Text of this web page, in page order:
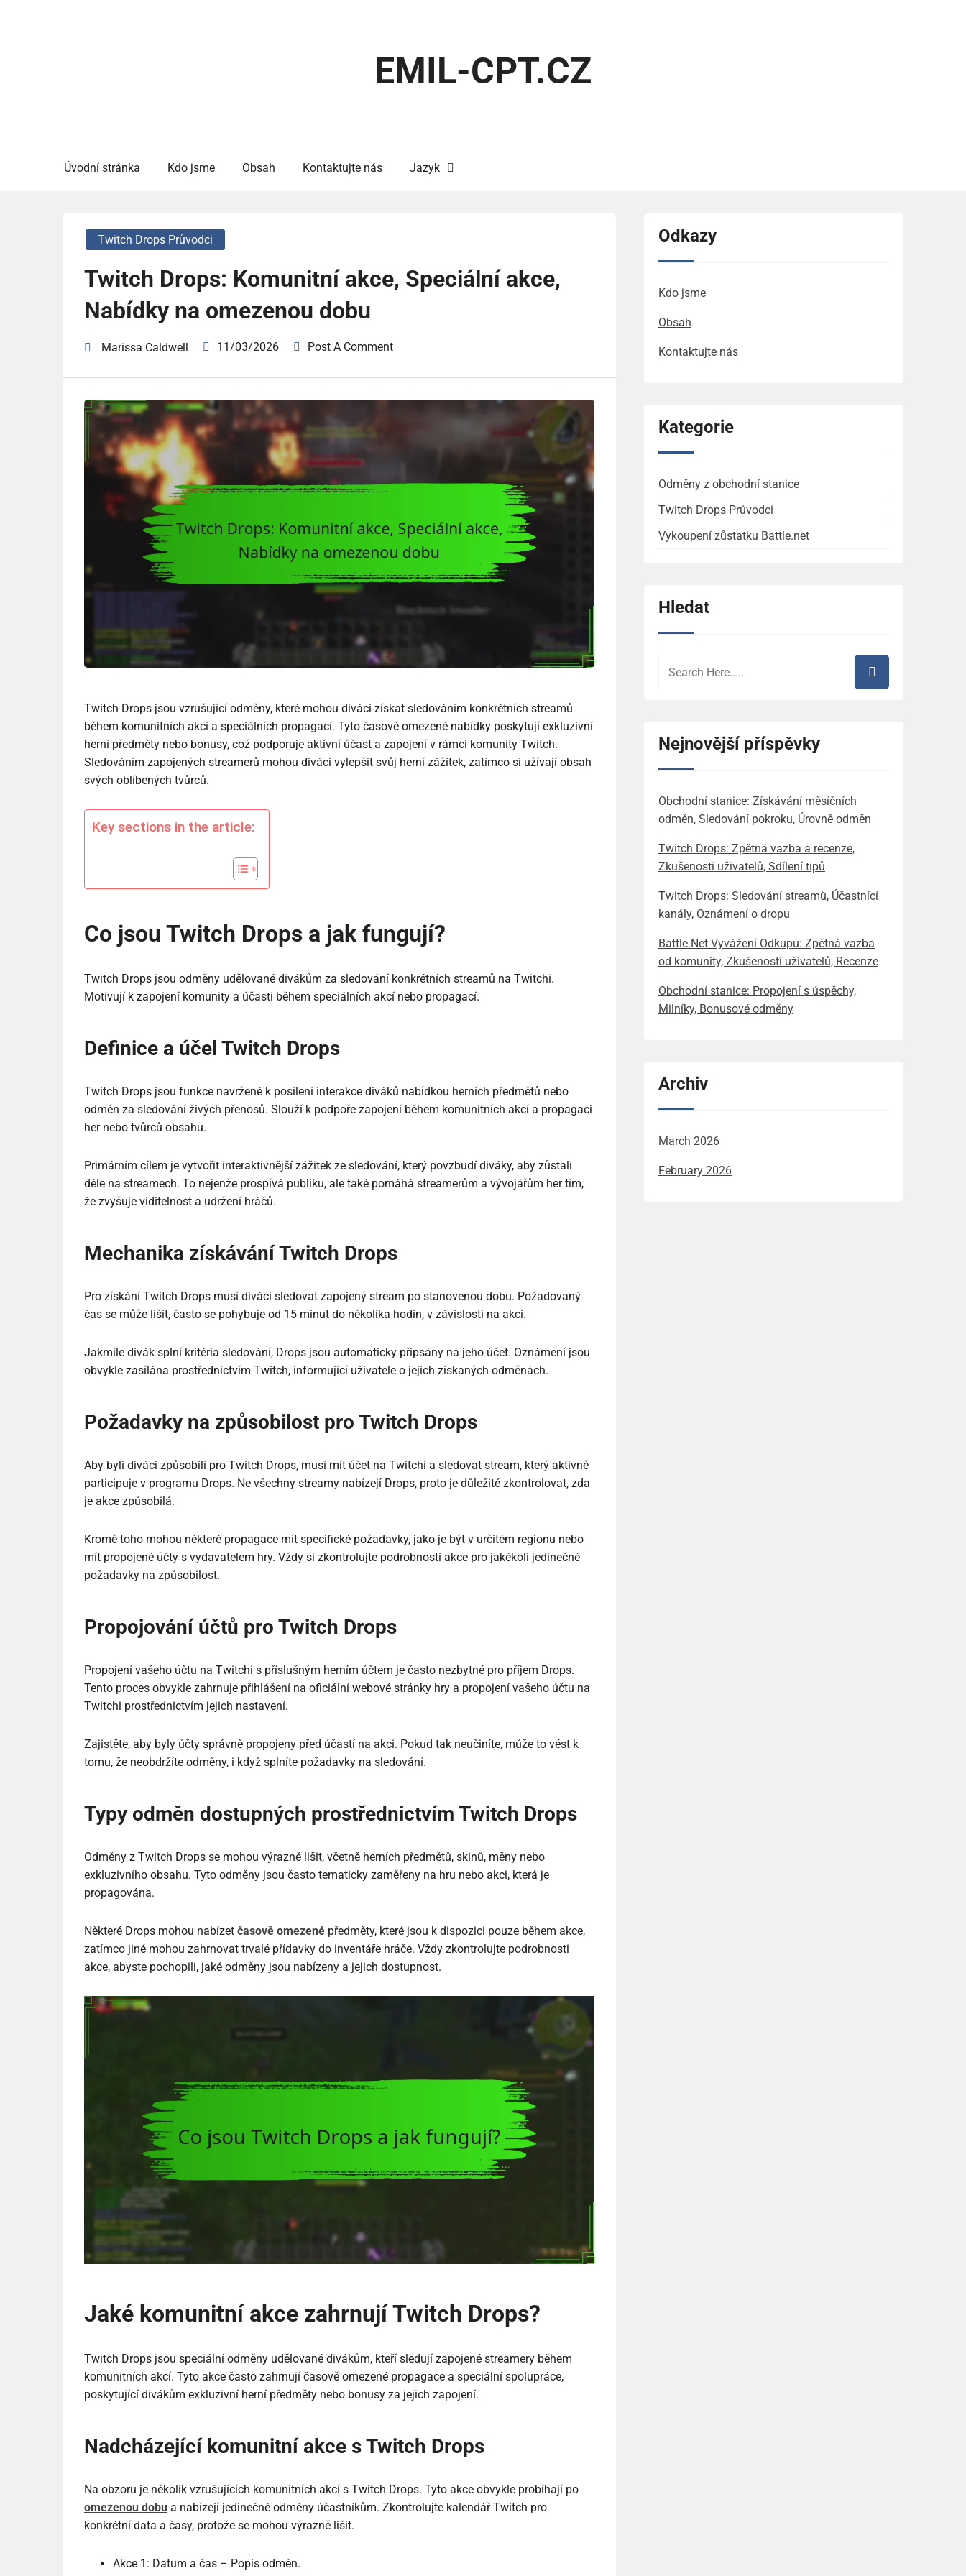
EMIL-CPT.CZ
Úvodní stránka Kdo jsme Obsah Kontaktujte nás Jazyk
Twitch Drops Průvodci
Twitch Drops: Komunitní akce, Speciální akce,
Nabídky na omezenou dobu
Marissa Caldwell 11/03/2026 Post A Comment
Twitch Drops jsou vzrušující odměny, které mohou diváci získat sledováním konkrétních streamů
během komunitních akcí a speciálních propagací. Tyto časově omezené nabídky poskytují exkluzivní
herní předměty nebo bonusy, což podporuje aktivní účast a zapojení v rámci komunity Twitch.
Sledováním zapojených streamerů mohou diváci vylepšit svůj herní zážitek, zatímco si užívají obsah
svých oblíbených tvůrců.
Key sections in the article:
Co jsou Twitch Drops a jak fungují?
Twitch Drops jsou odměny udělované divákům za sledování konkrétních streamů na Twitchi.
Motivují k zapojení komunity a účasti během speciálních akcí nebo propagací.
Definice a účel Twitch Drops
Twitch Drops jsou funkce navržené k posílení interakce diváků nabídkou herních předmětů nebo
odměn za sledování živých přenosů. Slouží k podpoře zapojení během komunitních akcí a propagaci
her nebo tvůrců obsahu.
Primárním cílem je vytvořit interaktivnější zážitek ze sledování, který povzbudí diváky, aby zůstali
déle na streamech. To nejenže prospívá publiku, ale také pomáhá streamerům a vývojářům her tím,
že zvyšuje viditelnost a udržení hráčů.
Mechanika získávání Twitch Drops
Pro získání Twitch Drops musí diváci sledovat zapojený stream po stanovenou dobu. Požadovaný
čas se může lišit, často se pohybuje od 15 minut do několika hodin, v závislosti na akci.
Jakmile divák splní kritéria sledování, Drops jsou automaticky připsány na jeho účet. Oznámení jsou
obvykle zasílána prostřednictvím Twitch, informující uživatele o jejich získaných odměnách.
Požadavky na způsobilost pro Twitch Drops
Aby byli diváci způsobilí pro Twitch Drops, musí mít účet na Twitchi a sledovat stream, který aktivně
participuje v programu Drops. Ne všechny streamy nabízejí Drops, proto je důležité zkontrolovat, zda
je akce způsobilá.
Kromě toho mohou některé propagace mít specifické požadavky, jako je být v určitém regionu nebo
mít propojené účty s vydavatelem hry. Vždy si zkontrolujte podrobnosti akce pro jakékoli jedinečné
požadavky na způsobilost.
Propojování účtů pro Twitch Drops
Propojení vašeho účtu na Twitchi s příslušným herním účtem je často nezbytné pro příjem Drops.
Tento proces obvykle zahrnuje přihlášení na oficiální webové stránky hry a propojení vašeho účtu na
Twitchi prostřednictvím jejich nastavení.
Zajistěte, aby byly účty správně propojeny před účastí na akci. Pokud tak neučiníte, může to vést k
tomu, že neobdržíte odměny, i když splníte požadavky na sledování.
Typy odměn dostupných prostřednictvím Twitch Drops
Odměny z Twitch Drops se mohou výrazně lišit, včetně herních předmětů, skinů, měny nebo
exkluzivního obsahu. Tyto odměny jsou často tematicky zaměřeny na hru nebo akci, která je
propagována.
Některé Drops mohou nabízet časově omezené předměty, které jsou k dispozici pouze během akce,
zatímco jiné mohou zahrnovat trvalé přídavky do inventáře hráče. Vždy zkontrolujte podrobnosti
akce, abyste pochopili, jaké odměny jsou nabízeny a jejich dostupnost.
Jaké komunitní akce zahrnují Twitch Drops?
Twitch Drops jsou speciální odměny udělované divákům, kteří sledují zapojené streamery během
komunitních akcí. Tyto akce často zahrnují časově omezené propagace a speciální spolupráce,
poskytující divákům exkluzivní herní předměty nebo bonusy za jejich zapojení.
Nadcházející komunitní akce s Twitch Drops
Na obzoru je několik vzrušujících komunitních akcí s Twitch Drops. Tyto akce obvykle probíhají po
omezenou dobu a nabízejí jedinečné odměny účastníkům. Zkontrolujte kalendář Twitch pro
konkrétní data a časy, protože se mohou výrazně lišit.
Akce 1: Datum a čas – Popis odměn.
Odkazy
Kdo jsme
Obsah
Kontaktujte nás
Kategorie
Odměny z obchodní stanice
Twitch Drops Průvodci
Vykoupení zůstatku Battle.net
Hledat
Nejnovější příspěvky
Obchodní stanice: Získávání měsíčních
odměn, Sledování pokroku, Úrovně odměn
Twitch Drops: Zpětná vazba a recenze,
Zkušenosti uživatelů, Sdílení tipů
Twitch Drops: Sledování streamů, Účastnící
kanály, Oznámení o dropu
Battle.Net Vyvážení Odkupu: Zpětná vazba
od komunity, Zkušenosti uživatelů, Recenze
Obchodní stanice: Propojení s úspěchy,
Milníky, Bonusové odměny
Archiv
March 2026
February 2026